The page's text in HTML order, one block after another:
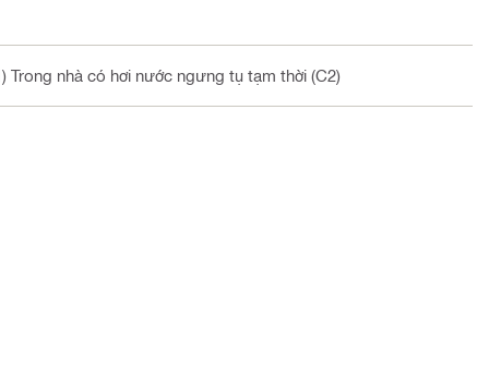
Trong nhà có hơi nước ngưng tụ tạm thời (C2)